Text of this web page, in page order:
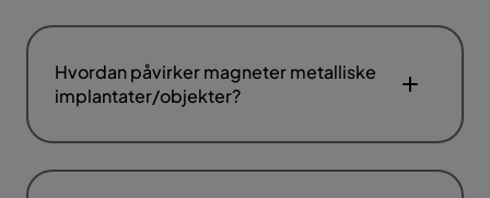
Hvordan påvirker magneter metalliske
implantater/objekter?